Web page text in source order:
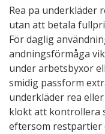
Rea pa underkläder
utan att betala
För daglig
andningsförmåga
under arbetsbyxor
smidig passform
underkläder rea
klokt att kontrollera
eftersom restpartier